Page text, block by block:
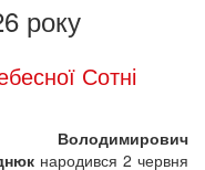
року
Сотні
Володимирович
народився 2 червня